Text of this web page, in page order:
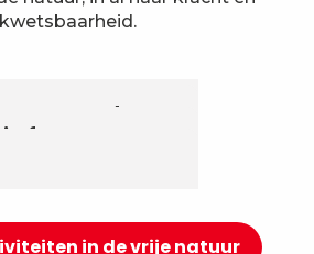
kwetsbaarheid.
aquarando
ferrata
in de vrije natuur